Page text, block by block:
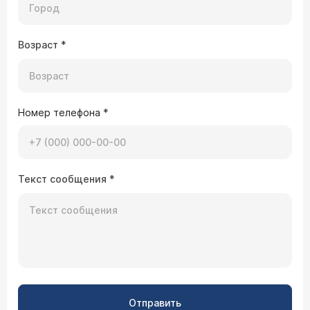
сделать?
Врач — врач-невролог Новикова Лариса
Уважаемая Екатерина, если ничего не помогает
из консервативной терапии, необходимо
У меня в ухе появился шум, похожий на шум
с биением сердца. Возникает только тогда,
водой и как это правильно сделать в
Это симптоматика сосудистого нарушения, а не
помочь Вам.
Возраст *
Номер телефона *
Текст сообщения *
Отправить